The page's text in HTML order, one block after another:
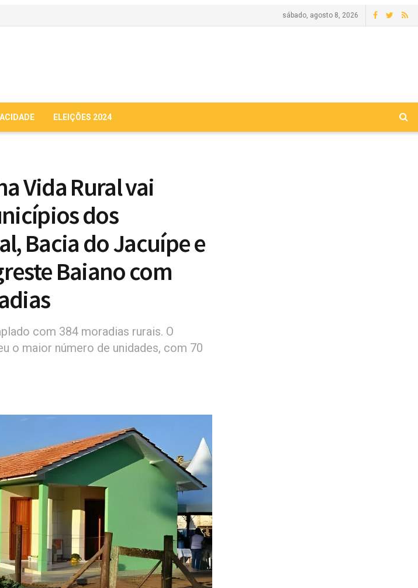
sábado, agosto 8, 2026
ELEIÇÕES 2024
Vida Rural vai
dos
Bacia do Jacuípe e
Baiano com
com 384 moradias rurais. O
o maior número de unidades, com 70